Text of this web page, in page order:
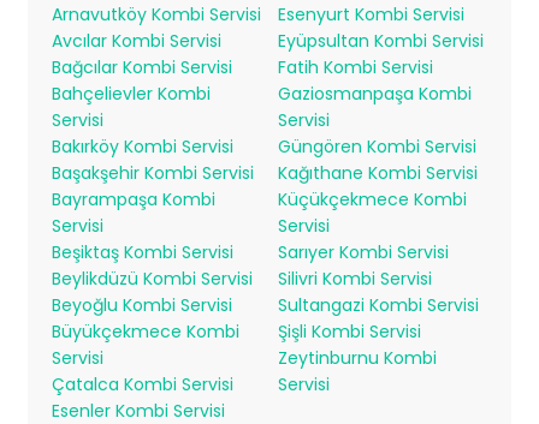
Arnavutköy Kombi Servisi
Avcılar Kombi Servisi
Bağcılar Kombi Servisi
Bahçelievler Kombi
Servisi
Bakırköy Kombi Servisi
Başakşehir Kombi Servisi
Bayrampaşa Kombi
Servisi
Beşiktaş Kombi Servisi
Beylikdüzü Kombi Servisi
Beyoğlu Kombi Servisi
Büyükçekmece Kombi
Servisi
Çatalca Kombi Servisi
Esenler Kombi Servisi
Esenyurt Kombi Servisi
Eyüpsultan Kombi Servisi
Fatih Kombi Servisi
Gaziosmanpaşa Kombi
Servisi
Güngören Kombi Servisi
Kağıthane Kombi Servisi
Küçükçekmece Kombi
Servisi
Sarıyer Kombi Servisi
Silivri Kombi Servisi
Sultangazi Kombi Servisi
Şişli Kombi Servisi
Zeytinburnu Kombi
Servisi